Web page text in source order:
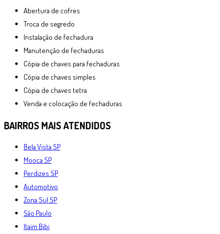
Abertura de cofres
Troca de segredo
Instalação de fechadura
Manutenção de fechaduras
Cópia de chaves para fechaduras
Cópia de chaves simples
Cópia de chaves tetra
Venda e colocação de fechaduras
BAIRROS MAIS ATENDIDOS
Bela Vista SP
Mooca SP
Perdizes SP
Automotivo
Zona Sul SP
São Paulo
Itaim Bibi